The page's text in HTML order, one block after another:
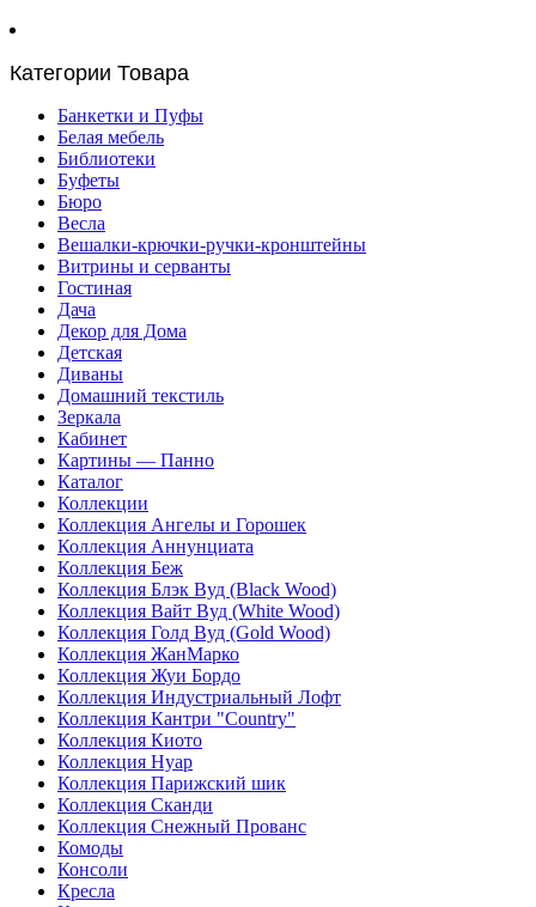
Категории Товара
Банкетки и Пуфы
Белая мебель
Библиотеки
Буфеты
Бюро
Весла
Вешалки-крючки-ручки-кронштейны
Витрины и серванты
Гостиная
Дача
Декор для Дома
Детская
Диваны
Домашний текстиль
Зеркала
Кабинет
Картины — Панно
Каталог
Коллекции
Коллекция Ангелы и Горошек
Коллекция Аннунциата
Коллекция Беж
Коллекция Блэк Вуд (Black Wood)
Коллекция Вайт Вуд (White Wood)
Коллекция Голд Вуд (Gold Wood)
Коллекция ЖанМарко
Коллекция Жуи Бордо
Коллекция Индустриальный Лофт
Коллекция Кантри "Country"
Коллекция Киото
Коллекция Нуар
Коллекция Парижский шик
Коллекция Сканди
Коллекция Снежный Прованс
Комоды
Консоли
Кресла